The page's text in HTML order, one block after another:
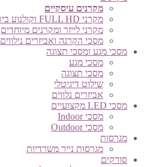
מקרנים עיסקיים
מקרני FULL HD וקולנוע ביתי
מקרני לייזר ומקרנים מיוחדים
מסכי הקרנה ואביזרים נילווים
מסכי מגע ומסכי תצוגה
מסכי מגע
מסכי תצוגה
שילוט דיגיטלי
אביזרים נלווים
מסכי LED מקצועיים
מסכי Indoor
מסכי Outdoor
מגרסות
מגרסות נייר משרדיות
סורקים